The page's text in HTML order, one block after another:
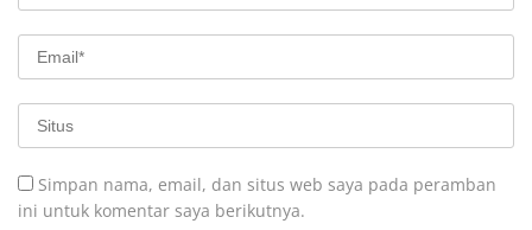
Simpan nama, email, dan situs web saya pada peramban
ini untuk komentar saya berikutnya.